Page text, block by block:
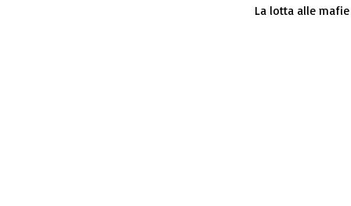
La lotta alle